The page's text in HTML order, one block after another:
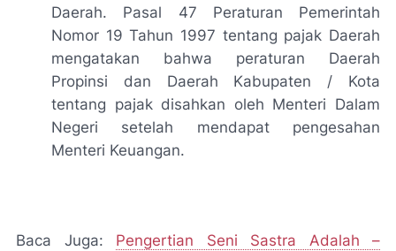
Daerah. Pasal 47 Peraturan Pemerintah
Nomor 19 Tahun 1997 tentang pajak Daerah
mengatakan bahwa peraturan Daerah
Propinsi dan Daerah Kabupaten / Kota
tentang pajak disahkan oleh Menteri Dalam
Negeri setelah mendapat pengesahan
Menteri Keuangan.
Baca Juga: Pengertian Seni Sastra Adalah –